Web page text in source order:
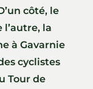
côté, le
l’autre, la
à Gavarnie
cyclistes
Tour de